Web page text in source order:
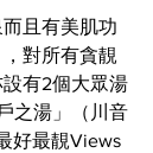
且有美肌功
對所有貪靚
有2個大眾湯
之湯」（川音
好最靚Views